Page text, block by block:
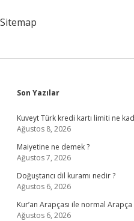
Sitemap
Sidebar
Son Yazılar
Kuveyt Türk kredi kartı limiti ne
Ağustos 8, 2026
Maiyetine ne demek ?
Ağustos 7, 2026
Doğuştancı dil kuramı nedir ?
Ağustos 6, 2026
Kur’an Arapçası ile normal Arapça
Ağustos 6, 2026